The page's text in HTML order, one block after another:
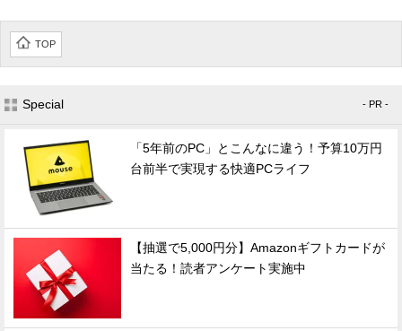
TOP
Special - PR -
「5年前のPC」とこんなに違う！予算10万円
台前半で実現する快適PCライフ
【抽選で5,000円分】Amazonギフトカードが
当たる！読者アンケート実施中